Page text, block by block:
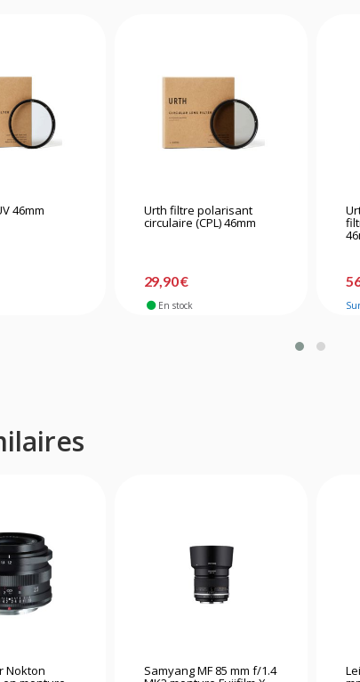
46mm Urth filtre polarisant
circulaire (CPL) 46mm
29,90 €
En stock
Nokton Samyang MF 85 mm f/1.4